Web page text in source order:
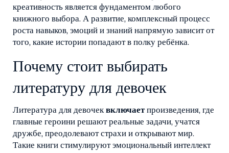
креативность является фундаментом любого
книжного выбора. А развитие, комплексный процесс
роста навыков, эмоций и знаний напрямую зависит от
того, какие истории попадают в полку ребёнка.
Почему стоит выбирать
литературу для девочек
Литература для девочек включаетпроизведения, где
главные героини решают реальные задачи, учатся
дружбе, преодолевают страхи и открывают мир.
Такие книги стимулируют эмоциональный интеллект